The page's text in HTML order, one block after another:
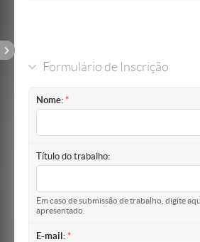
Formulário de Inscrição
Nome:
Título do trabalho:
Em caso de submissão de trabalho, digite
apresentado.
E-mail: